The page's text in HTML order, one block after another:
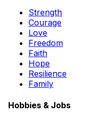
Strength
Courage
Love
Freedom
Faith
Hope
Resilience
Family
Hobbies & Jobs